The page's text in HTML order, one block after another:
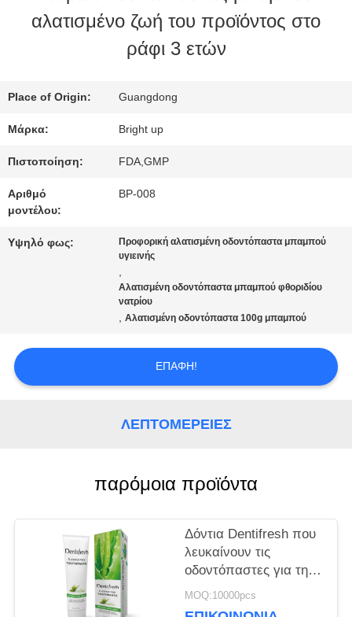
ΕΡΓΟΣΤΑΣΊΩΝ
ΠΟΙΟΤΙΚΌΣ
ΈΛΕΓΧΟΣ
ΕΛΆΤΕ
ΣΕ
ΖΗΤΉΣΤΕ
ΙΣΤΌΤΟΠΟΥ
ΠΟΛΙΤΙΚΉ
αλατισμένο ζωή του προϊόντος στο
ράφι 3 ετών
Place of Origin: Guangdong
Μάρκα: Bright up
Πιστοποίηση: FDA,GMP
Αριθμό
μοντέλου:
BP-008
Υψηλό φως:
Προφορική αλατισμένη οδοντόπαστα μπαμπού
υγιεινής
,
Αλατισμένη οδοντόπαστα μπαμπού φθοριδίου
νατρίου
,Αλατισμένη οδοντόπαστα 100g μπαμπού
ΕΠΑΦΉ!
ΛΕΠΤΟΜΈΡΕΙΕΣ
παρόμοια προϊόντα
Δόντια Dentifresh που
λευκαίνουν τις
οδοντόπαστες για την
επαγγελματική
MOQ:10000pcs